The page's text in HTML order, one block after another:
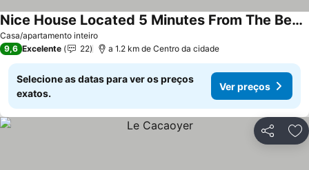
Casa/apartamento inteiro
Nice House Located 5 Minutes From The Beach
9,6 Excelente 22 a 1.2 km de Centro da cidade
Selecione as datas para ver os preços
exatos.
Ver preços
Partilhar